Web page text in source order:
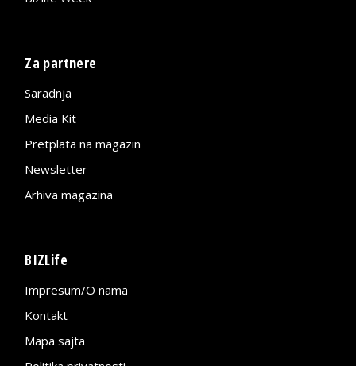
Za partnere
Saradnja
Media Kit
Pretplata na magazin
Newsletter
Arhiva magazina
BIZLife
Impresum/O nama
Kontakt
Mapa sajta